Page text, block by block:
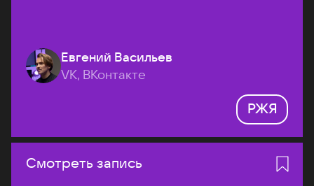
Евгений Васильев
VK, ВКонтакте
РЖЯ
Смотреть запись